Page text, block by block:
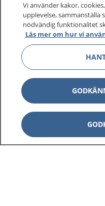
1177 på flera språk
Om 1177
Kontakt
Behandling av
Vi använder kakor,
upplevelse, sammanställa
nödvändig funktionalitet
Läs mer om hur vi